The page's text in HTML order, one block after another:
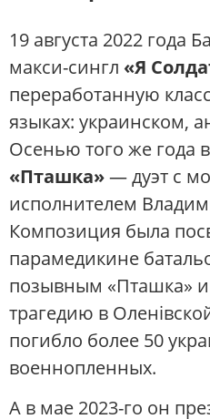
19 августа 2022 года
макси-сингл «Я
переработанную
языках: украинском,
Осенью того же года
«Пташка»— дуэт с
исполнителем
Композиция была
парамедикине
позывным «Пташка» и
трагедию в
погибло более 50
военнопленных.
А в мае 2023-го он